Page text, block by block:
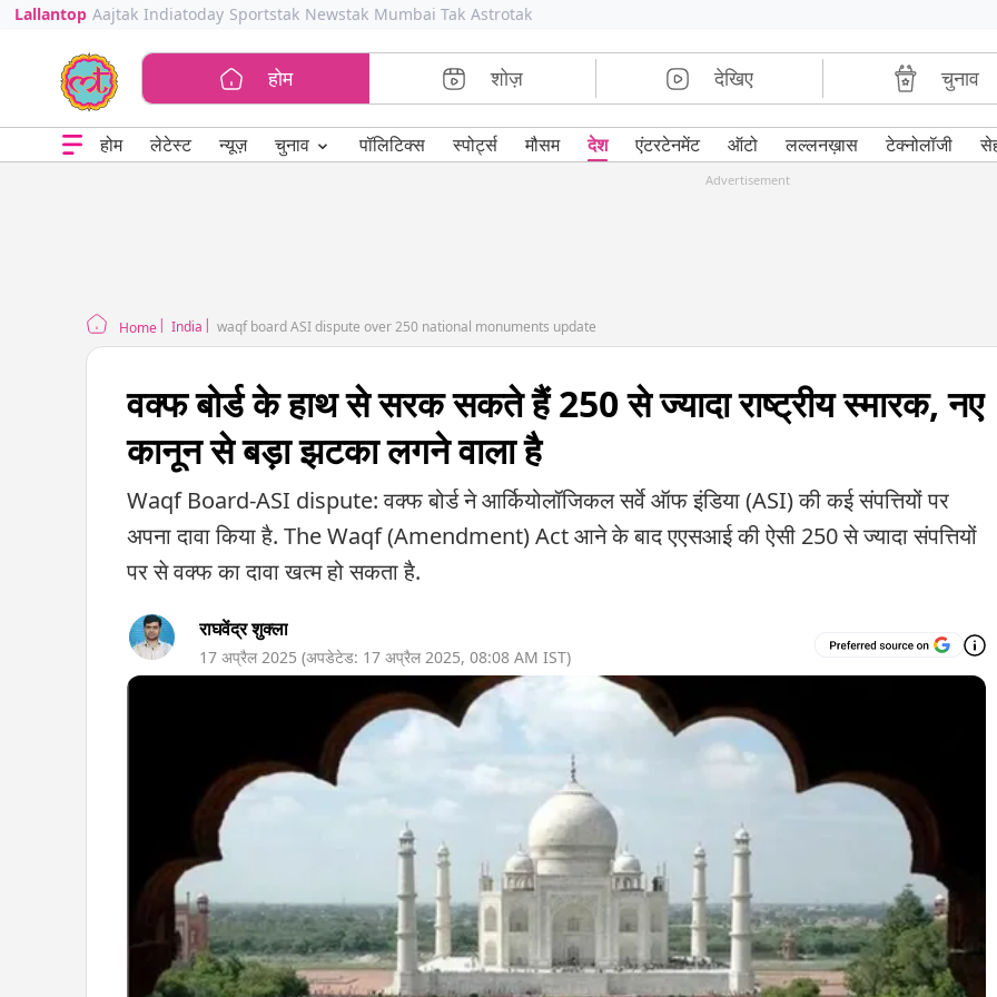
Lallantop Aajtak Indiatoday Sportstak Newstak Mumbai Tak Astrotak
होम शोज़ देखिए चुनाव
होम लेटेस्ट न्यूज़ चुनाव ⌄ पॉलिटिक्स स्पोर्ट्स मौसम देश एंटरटेनमेंट ऑटो लल्लनख़ास टेक्नोलॉजी
Advertisement
Home India waqf board ASI dispute over 250 national monuments update
वक्फ बोर्ड के हाथ से सरक सकते हैं 250 से ज्यादा राष्ट्रीय स्मारक, नए
कानून से बड़ा झटका लगने वाला है
Waqf Board-ASI dispute: वक्फ बोर्ड ने आर्कियोलॉजिकल सर्वे ऑफ इंडिया (ASI) की कई संपत्तियों पर
अपना दावा किया है. The Waqf (Amendment) Act आने के बाद एएसआई की ऐसी 250 से ज्यादा संपत्तियों
पर से वक्फ का दावा खत्म हो सकता है.
राघवेंद्र शुक्ला
17 अप्रैल 2025 (अपडेटेड: 17 अप्रैल 2025, 08:08 AM IST)